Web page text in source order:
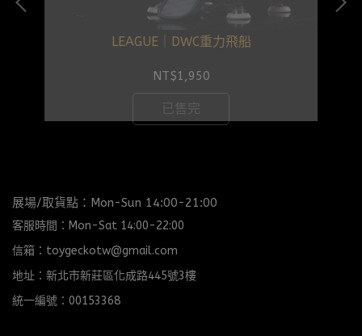
LEAGUE｜DWC重力飛船
NT$1,950
已售完
展場/取貨點：Mon-Sun 14:00-21:00
客服時間：Mon-Sat 14:00-22:00
信箱：toygeckotw@gmail.com
地址：新北市新莊區化成路445號3樓
統一編號：00153368